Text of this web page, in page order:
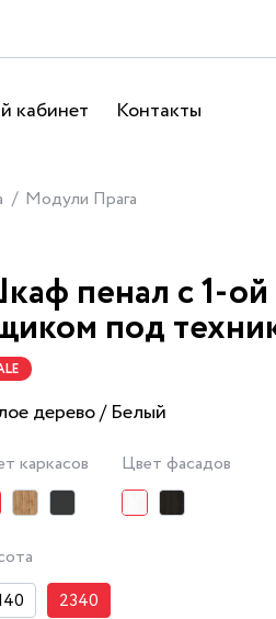
кабинет Контакты
Модули Прага
пенал с 1-
под
дерево / Белый
каркасов Цвет фасадов
2340